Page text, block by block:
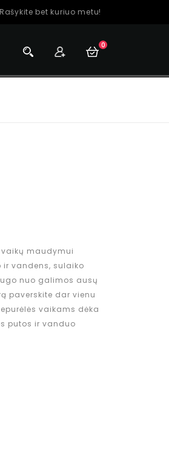
bet kuriuo metu!
0
maudymui
ir vandens, sulaiko
nuo galimos ausų
paverskite dar vienu
vaikams dėka
putos ir vanduo